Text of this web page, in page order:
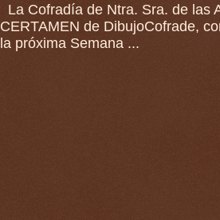
La Cofradía de Ntra. Sra. de las
CERTAMEN de DibujoCofrade,
la próxima Semana ...